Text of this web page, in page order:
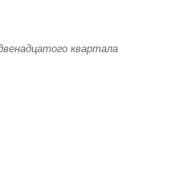
квартала